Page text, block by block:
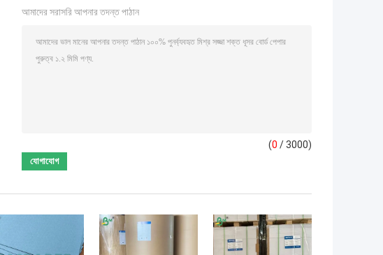
আমাদের সরাসরি আপনার তদন্ত পাঠান
(0 / 3000)